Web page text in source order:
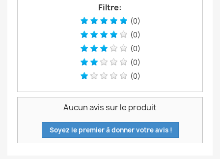
Filtre:
(0)
(0)
(0)
(0)
(0)
Aucun avis sur le produit
Soyez le premier à donner votre avis !